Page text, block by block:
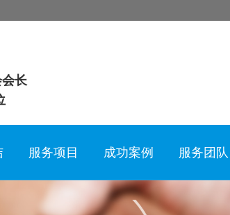
长
服务项目 成功案例 服务团队